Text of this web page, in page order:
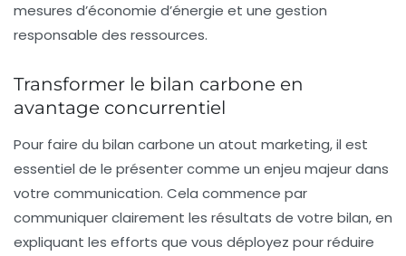
mesures d’économie d’énergie et une gestion
responsable des ressources.
Transformer le bilan carbone en
avantage concurrentiel
Pour faire du bilan carbone un atout marketing, il est
essentiel de le présenter comme un enjeu majeur dans
votre communication. Cela commence par
communiquer clairement les résultats de votre bilan, en
expliquant les efforts que vous déployez pour réduire